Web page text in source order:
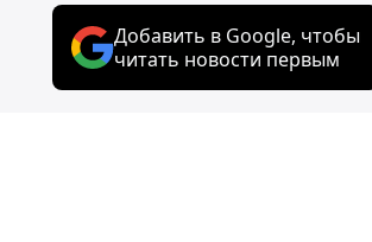
Добавить в Google, чтобы
читать новости первым